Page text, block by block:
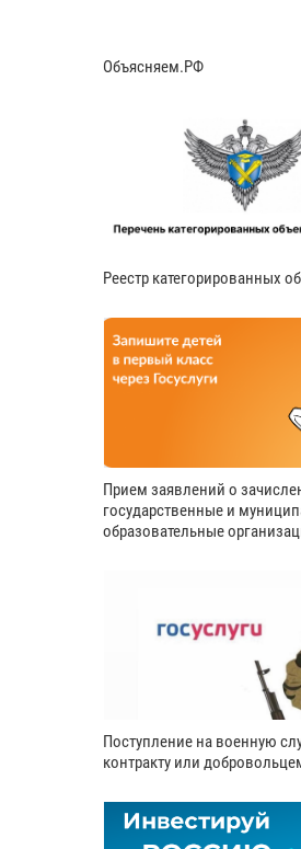
Объясняем.РФ
Реестр категорированных
Прием заявлений о
государственные и
образовательные
Поступление на военную
контракту или